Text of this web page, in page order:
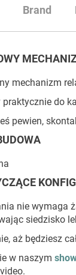
mechanizm
do
pewien,
nie wymaga
siedzisko
aż będziesz
w naszym
Brand